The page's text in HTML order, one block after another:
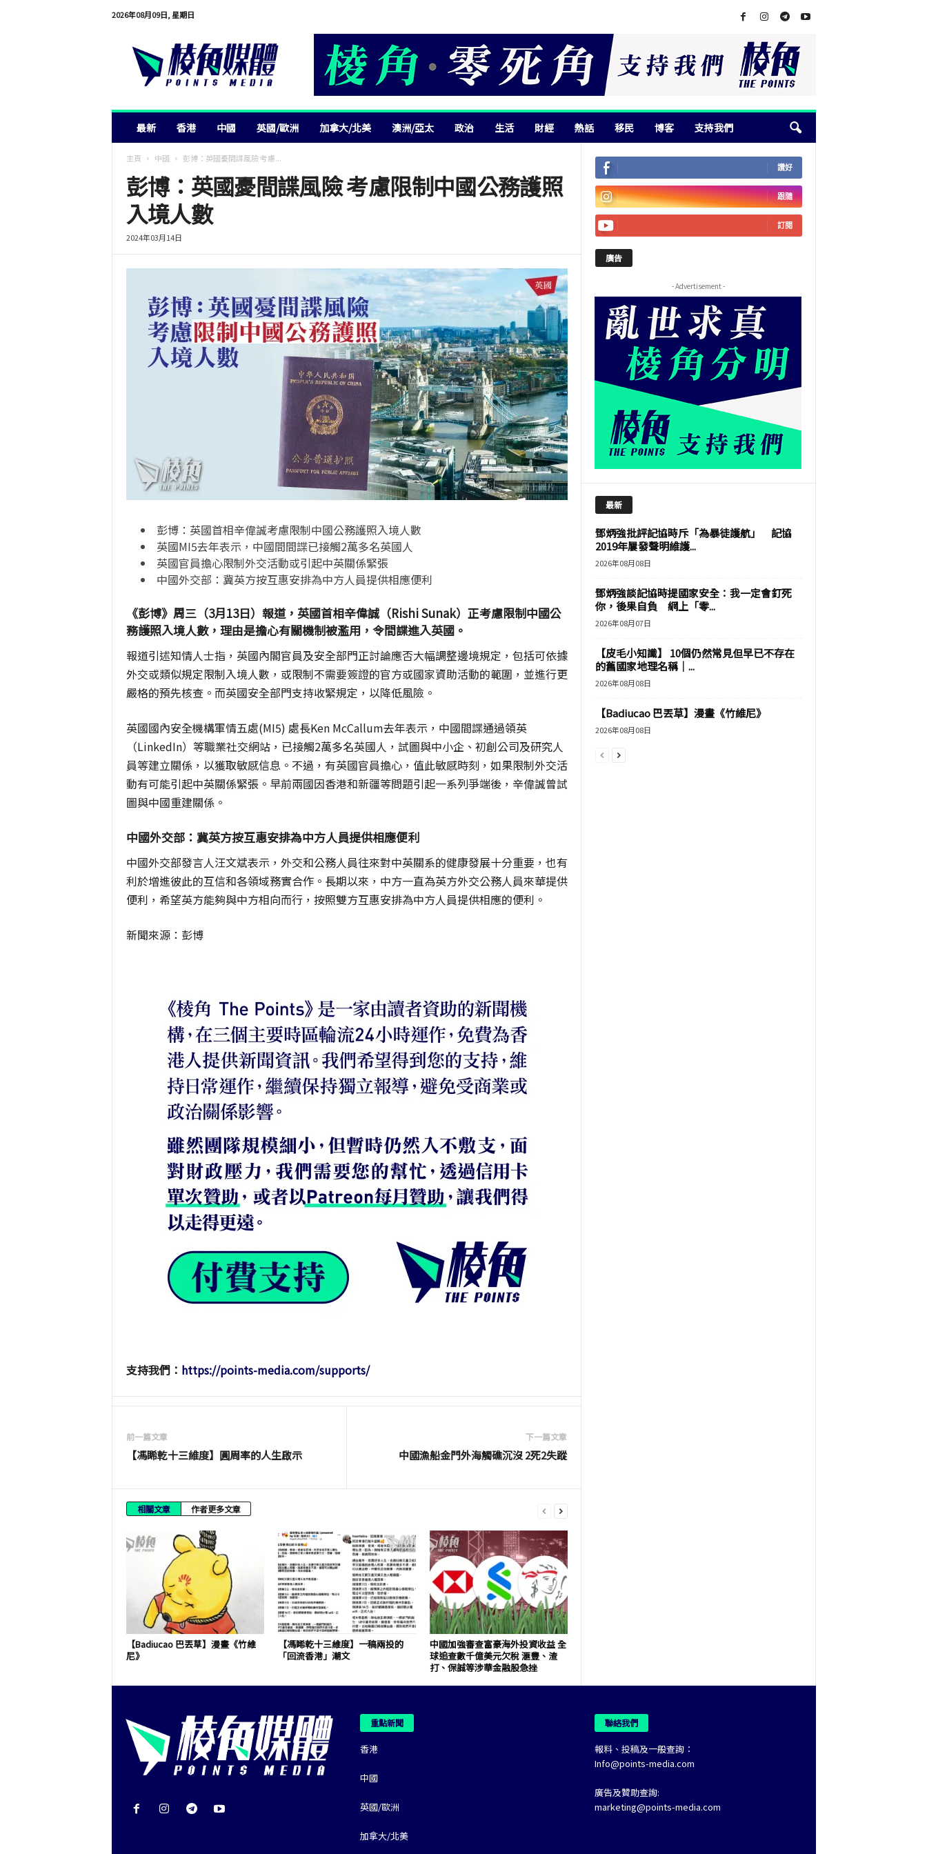
2026年08月09日, 星期日
最新 香港 中國 英國/歐洲 加拿大/北美 澳洲/亞太 政治 生活 財經 熱話 移民 博客 支持我們
主頁 中國 彭博：英國憂間諜風險 考慮...
彭博：英國憂間諜風險 考慮限制中國公務護照
入境人數
2024年03月14日
彭博：英國首相辛偉誠考慮限制中國公務護照入境人數
英國MI5去年表示，中國間間諜已接觸2萬多名英國人
英國官員擔心限制外交活動或引起中英關係緊張
中國外交部：冀英方按互惠安排為中方人員提供相應便利
《彭博》周三（3月13日）報道，英國首相辛偉誠（Rishi Sunak）正考慮限制中國公
務護照入境人數，理由是擔心有關機制被濫用，令間諜進入英國。
報道引述知情人士指，英國內閣官員及安全部門正討論應否大幅調整邊境規定，包括可依據
外交或類似規定限制入境人數，或限制不需要簽證的官方或國家資助活動的範圍，並進行更
嚴格的預先核查。而英國安全部門支持收緊規定，以降低風險。
英國國內安全機構軍情五處(MI5) 處長Ken McCallum去年表示，中國間諜通過領英
（LinkedIn）等職業社交網站，已接觸2萬多名英國人，試圖與中小企、初創公司及研究人
員等建立關係，以獲取敏感信息。不過，有英國官員擔心，值此敏感時刻，如果限制外交活
動有可能引起中英關係緊張。早前兩國因香港和新疆等問題引起一系列爭端後，辛偉誠曾試
圖與中國重建關係。
中國外交部：冀英方按互惠安排為中方人員提供相應便利
中國外交部發言人汪文斌表示，外交和公務人員往來對中英關系的健康發展十分重要，也有
利於增進彼此的互信和各領域務實合作。長期以來，中方一直為英方外交公務人員來華提供
便利，希望英方能夠與中方相向而行，按照雙方互惠安排為中方人員提供相應的便利。
新聞來源：彭博
支持我們： https://points-media.com/supports/
前一篇文章
【馮睎乾十三維度】圓周率的人生啟示
下一篇文章
中國漁船金門外海觸礁沉沒 2死2失蹤
相關文章 作者更多文章
【Badiucao 巴丟草】漫畫《竹維
尼》
【馮睎乾十三維度】一稿兩投的
「回流香港」潮文
中國加強審查富豪海外投資收益 全
球追查數千億美元欠稅 滙豐、渣
打、保誠等涉華金融股急挫
讚好
跟隨
訂閱
廣告
- Advertisement -
最新
鄧炳強批評記協時斥「為暴徒護航」 記協
2019年屢發聲明維護...
2026年08月08日
鄧炳強談記協時提國家安全：我一定會釘死
你，後果自負 網上「零...
2026年08月07日
【皮毛小知識】 10個仍然常見但早已不存在
的舊國家地理名稱｜...
2026年08月08日
【Badiucao 巴丟草】漫畫《竹維尼》
2026年08月08日
重點新聞
香港
中國
英國/歐洲
加拿大/北美
聯絡我們
報料、投稿及一般查詢：
Info@points-media.com
廣告及贊助查詢:
marketing@points-media.com